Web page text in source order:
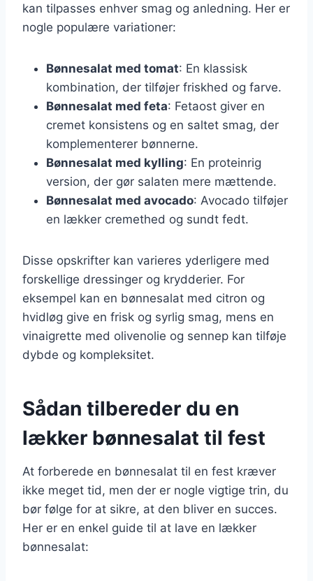
kan tilpasses enhver smag og anledning. Her er
nogle populære variationer:
Bønnesalat med tomat: En klassisk
kombination, der tilføjer friskhed og farve.
Bønnesalat med feta: Fetaost giver en
cremet konsistens og en saltet smag, der
komplementerer bønnerne.
Bønnesalat med kylling: En proteinrig
version, der gør salaten mere mættende.
Bønnesalat med avocado: Avocado tilføjer
en lækker cremethed og sundt fedt.
Disse opskrifter kan varieres yderligere med
forskellige dressinger og krydderier. For
eksempel kan en bønnesalat med citron og
hvidløg give en frisk og syrlig smag, mens en
vinaigrette med olivenolie og sennep kan tilføje
dybde og kompleksitet.
Sådan tilbereder du en
lækker bønnesalat til fest
At forberede en bønnesalat til en fest kræver
ikke meget tid, men der er nogle vigtige trin, du
bør følge for at sikre, at den bliver en succes.
Her er en enkel guide til at lave en lækker
bønnesalat: